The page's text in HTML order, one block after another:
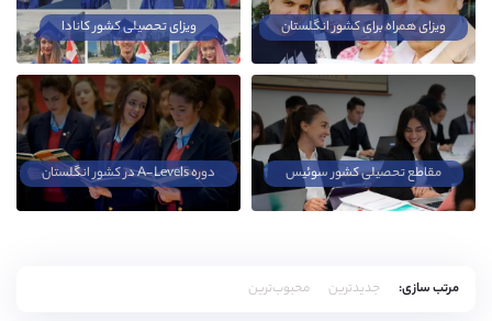
ویزای همراه برای کشور انگلستان ویزای تحصیلی کشور کانادا
مقاطع تحصیلی کشور سوئیس دوره A-Levels در کشور انگلستان
مرتب سازی: جدیدترین محبوب‌ترین